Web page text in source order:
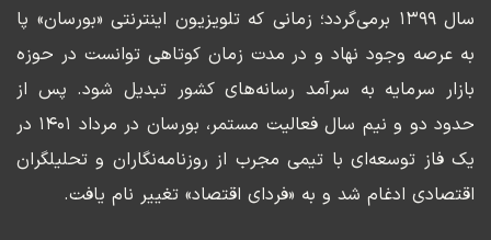
سال ۱۳۹۹ برمی‌گردد؛ زمانی که تلویزیون اینترنتی «بورسان» پا
به عرصه وجود نهاد و در مدت زمان کوتاهی توانست در حوزه
بازار سرمایه به سرآمد رسانه‌های کشور تبدیل شود. پس از
حدود دو و نیم سال فعالیت مستمر، بورسان در مرداد ۱۴۰۱ در
یک فاز توسعه‌ای با تیمی مجرب از روزنامه‌نگاران و تحلیلگران
اقتصادی ادغام شد و به «فردای اقتصاد» تغییر نام یافت.